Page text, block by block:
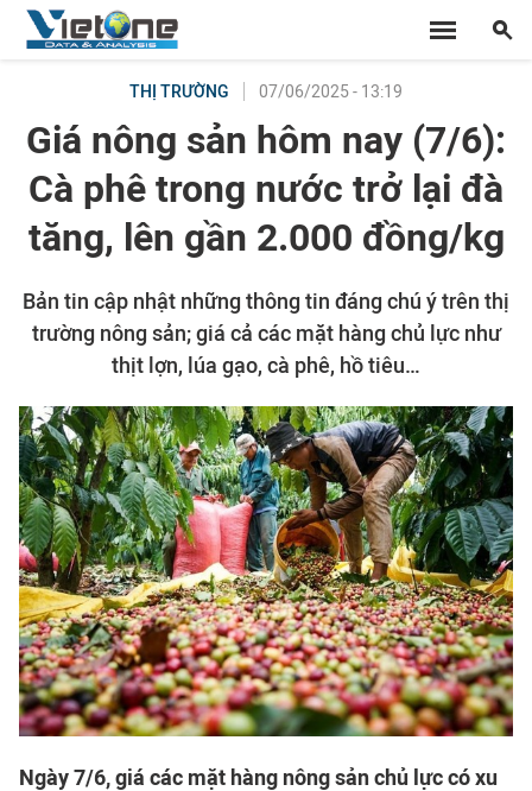
THỊ TRƯỜNG 07/06/2025 - 13:19
Giá nông sản hôm nay (7/6):
Cà phê trong nước trở lại đà
tăng, lên gần 2.000 đồng/kg
Bản tin cập nhật những thông tin đáng chú ý trên thị
trường nông sản; giá cả các mặt hàng chủ lực như
thịt lợn, lúa gạo, cà phê, hồ tiêu…
Ngày 7/6, giá các mặt hàng nông sản chủ lực có xu